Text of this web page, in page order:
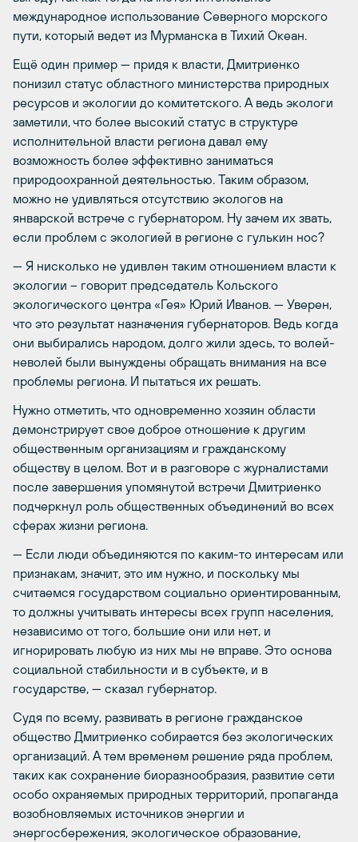
международное использование Северного морского
пути, который ведет из Мурманска в Тихий Океан.
Ещё один пример — придя к власти, Дмитриенко
понизил статус областного министерства природных
ресурсов и экологии до комитетского. А ведь экологи
заметили, что более высокий статус в структуре
исполнительной власти региона давал ему
возможность более эффективно заниматься
природоохранной деятельностью. Таким образом,
можно не удивляться отсутствию экологов на
январской встрече с губернатором. Ну зачем их звать,
если проблем с экологией в регионе с гулькин нос?
— Я нисколько не удивлен таким отношением власти к
экологии – говорит председатель Кольского
экологического центра «Гея» Юрий Иванов. — Уверен,
что это результат назначения губернаторов. Ведь когда
они выбирались народом, долго жили здесь, то волей-
неволей были вынуждены обращать внимания на все
проблемы региона. И пытаться их решать.
Нужно отметить, что одновременно хозяин области
демонстрирует свое доброе отношение к другим
общественным организациям и гражданскому
обществу в целом. Вот и в разговоре с журналистами
после завершения упомянутой встречи Дмитриенко
подчеркнул роль общественных объединений во всех
сферах жизни региона.
— Если люди объединяются по каким-то интересам или
признакам, значит, это им нужно, и поскольку мы
считаемся государством социально ориентированным,
то должны учитывать интересы всех групп населения,
независимо от того, большие они или нет, и
игнорировать любую из них мы не вправе. Это основа
социальной стабильности и в субъекте, и в
государстве, — сказал губернатор.
Судя по всему, развивать в регионе гражданское
общество Дмитриенко собирается без экологических
организаций. А тем временем решение ряда проблем,
таких как сохранение биоразнообразия, развитие сети
особо охраняемых природных территорий, пропаганда
возобновляемых источников энергии и
энергосбережения, экологическое образование,